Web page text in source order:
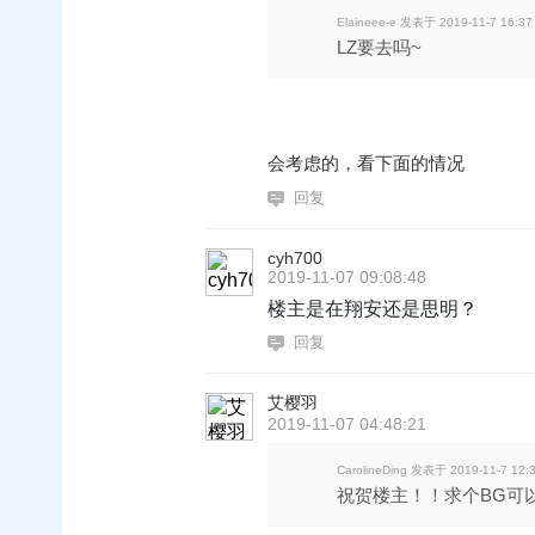
Elaineee-e 发表于 2019-11-7 16:37
LZ要去吗~
会考虑的，看下面的情况
回复
cyh700
2019-11-07 09:08:48
楼主是在翔安还是思明？
回复
艾樱羽
2019-11-07 04:48:21
CarolineDing 发表于 2019-11-7
祝贺楼主！！求个BG可